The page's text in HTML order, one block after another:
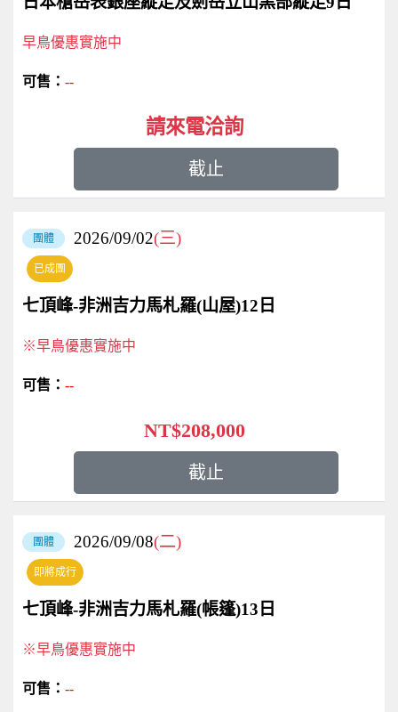
早鳥優惠實施中
--
請來電洽詢
截止
已成團
團體 2026/09/02(三)
七頂峰-非洲吉力馬札羅(山屋)12日
※早鳥優惠實施中
--
NT$208,000
截止
即將成行
團體 2026/09/08(二)
七頂峰-非洲吉力馬札羅(帳篷)13日
※早鳥優惠實施中
--